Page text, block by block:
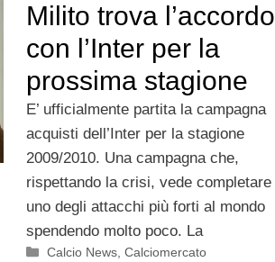
Milito trova l’accordo
con l’Inter per la
prossima stagione
E’ ufficialmente partita la campagna
acquisti dell’Inter per la stagione
2009/2010. Una campagna che,
rispettando la crisi, vede completare
uno degli attacchi più forti al mondo
spendendo molto poco. La
Categorie
Calcio News ,Calciomercato